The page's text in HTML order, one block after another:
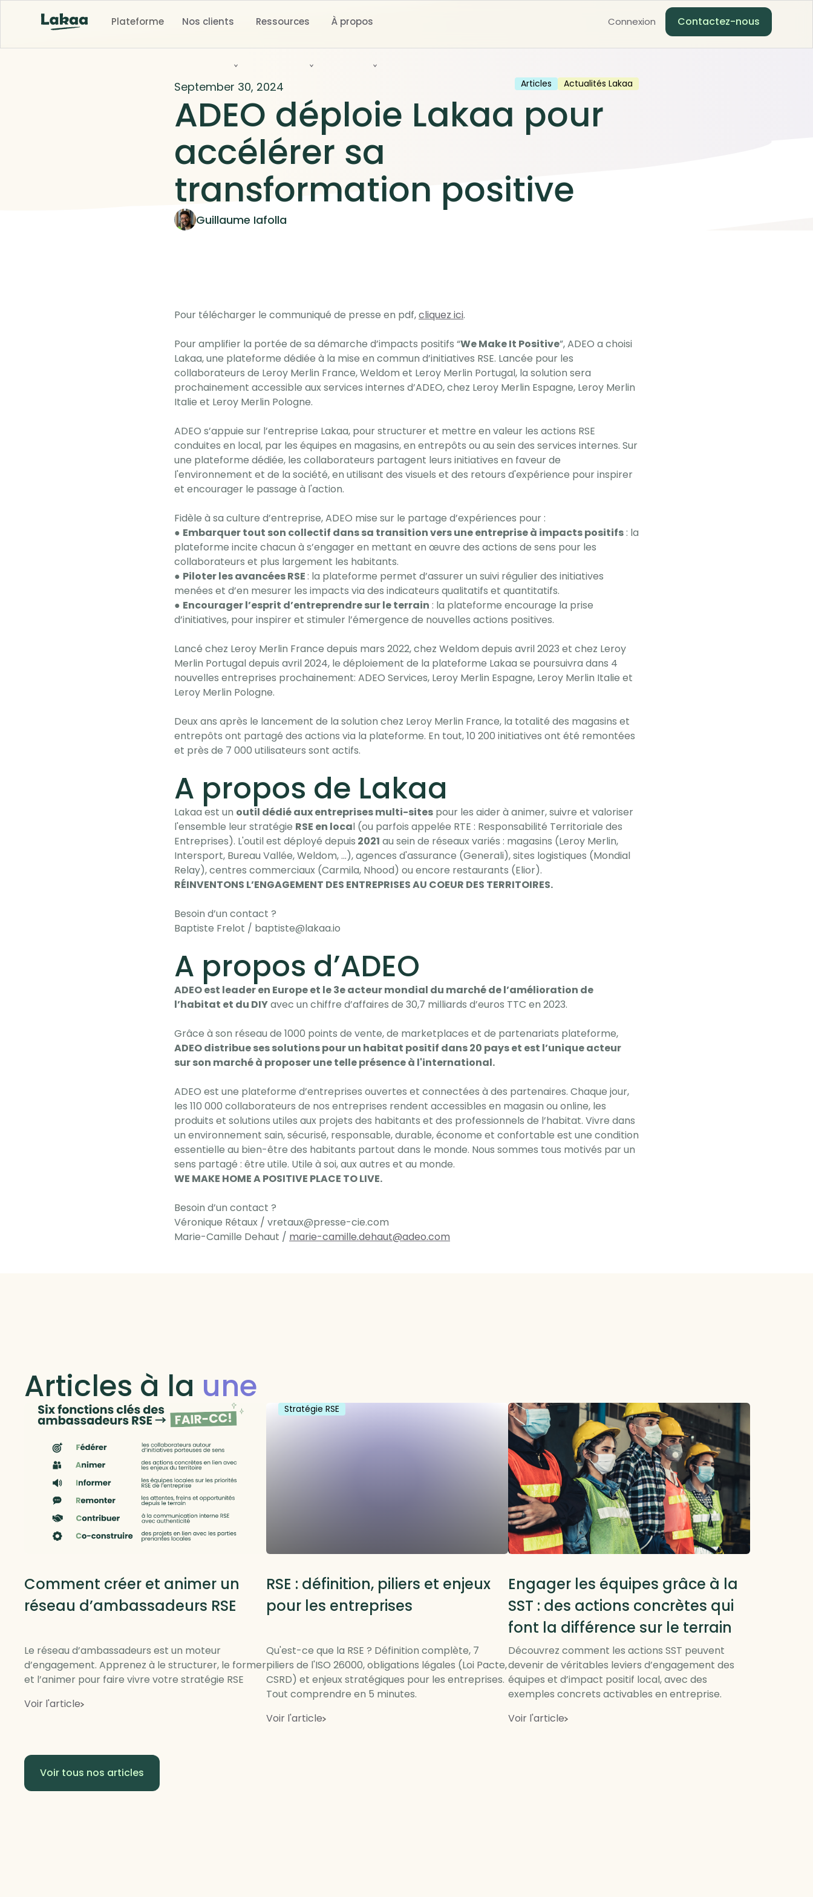
Plateforme Nos clients Ressources À propos Connexion Contactez-nous
September 30, 2024 Articles Actualités Lakaa
ADEO déploie Lakaa pour
accélérer sa
transformation positive
Guillaume Iafolla
Pour télécharger le communiqué de presse en pdf,cliquez ici.
Pour amplifier la portée de sa démarche d’impacts positifs “We Make It Positive”, ADEO a choisi
Lakaa, une plateforme dédiée à la mise en commun d’initiatives RSE. Lancée pour les
collaborateurs de Leroy Merlin France, Weldom et Leroy Merlin Portugal, la solution sera
prochainement accessible aux services internes d’ADEO, chez Leroy Merlin Espagne, Leroy Merlin
Italie et Leroy Merlin Pologne.
ADEO s’appuie sur l’entreprise Lakaa, pour structurer et mettre en valeur les actions RSE
conduites en local, par les équipes en magasins, en entrepôts ou au sein des services internes. Sur
une plateforme dédiée, les collaborateurs partagent leurs initiatives en faveur de
l'environnement et de la société, en utilisant des visuels et des retours d'expérience pour inspirer
et encourager le passage à l'action.
Fidèle à sa culture d’entreprise, ADEO mise sur le partage d’expériences pour :
● Embarquer tout son collectif dans sa transition vers une entreprise à impacts positifs: la
plateforme incite chacun à s’engager en mettant en œuvre des actions de sens pour les
collaborateurs et plus largement les habitants.
● Piloter les avancées RSE: la plateforme permet d’assurer un suivi régulier des initiatives
menées et d’en mesurer les impacts via des indicateurs qualitatifs et quantitatifs.
● Encourager l’esprit d’entreprendre sur le terrain : la plateforme encourage la prise
d’initiatives, pour inspirer et stimuler l’émergence de nouvelles actions positives.
Lancé chez Leroy Merlin France depuis mars 2022, chez Weldom depuis avril 2023 et chez Leroy
Merlin Portugal depuis avril 2024, le déploiement de la plateforme Lakaa se poursuivra dans 4
nouvelles entreprises prochainement: ADEO Services, Leroy Merlin Espagne, Leroy Merlin Italie et
Leroy Merlin Pologne.
Deux ans après le lancement de la solution chez Leroy Merlin France, la totalité des magasins et
entrepôts ont partagé des actions via la plateforme. En tout, 10 200 initiatives ont été remontées
et près de 7 000 utilisateurs sont actifs.
A propos de Lakaa
Lakaa est un outil dédié aux entreprises multi-sites pour les aider à animer, suivre et valoriser
l'ensemble leur stratégie RSE en local (ou parfois appelée RTE : Responsabilité Territoriale des
Entreprises). L'outil est déployé depuis 2021 au sein de réseaux variés : magasins (Leroy Merlin,
Intersport, Bureau Vallée, Weldom, ...), agences d'assurance (Generali), sites logistiques (Mondial
Relay), centres commerciaux (Carmila, Nhood) ou encore restaurants (Elior).
RÉINVENTONS L’ENGAGEMENT DES ENTREPRISES AU COEUR DES TERRITOIRES.
Besoin d’un contact ?
Baptiste Frelot / baptiste@lakaa.io
A propos d’ADEO
ADEO est leader en Europe et le 3e acteur mondial du marché de l’amélioration de
l’habitat et du DIYavec un chiffre d’affaires de 30,7 milliards d’euros TTC en 2023.
Grâce à son réseau de 1000 points de vente, de marketplaces et de partenariats plateforme,
ADEO distribue ses solutions pour un habitat positif dans 20 pays et est l’unique acteur
sur son marché à proposer une telle présence à l'international.
ADEO est une plateforme d’entreprises ouvertes et connectées à des partenaires. Chaque jour,
les 110 000 collaborateurs de nos entreprises rendent accessibles en magasin ou online, les
produits et solutions utiles aux projets des habitants et des professionnels de l’habitat. Vivre dans
un environnement sain, sécurisé, responsable, durable, économe et confortable est une condition
essentielle au bien-être des habitants partout dans le monde. Nous sommes tous motivés par un
sens partagé : être utile. Utile à soi, aux autres et au monde.
WE MAKE HOME A POSITIVE PLACE TO LIVE.
Besoin d’un contact ?
Véronique Rétaux / vretaux@presse-cie.com
Marie-Camille Dehaut / marie-camille.dehaut@adeo.com
Articles à la une
Comment créer et animer un
réseau d’ambassadeurs RSE
Le réseau d’ambassadeurs est un moteur
d’engagement. Apprenez à le structurer, le former
et l’animer pour faire vivre votre stratégie RSE
Voir l'article
Stratégie RSE
RSE : définition, piliers et enjeux
pour les entreprises
Qu'est-ce que la RSE ? Définition complète, 7
piliers de l'ISO 26000, obligations légales (Loi Pacte,
CSRD) et enjeux stratégiques pour les entreprises.
Tout comprendre en 5 minutes.
Voir l'article
Engager les équipes grâce à la
SST : des actions concrètes qui
font la différence sur le terrain
Découvrez comment les actions SST peuvent
devenir de véritables leviers d’engagement des
équipes et d’impact positif local, avec des
exemples concrets activables en entreprise.
Voir l'article
Voir tous nos articles